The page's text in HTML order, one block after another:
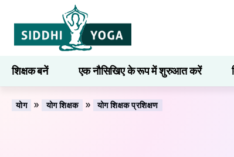
शिक्षक बनें एक नौसिखिए के रूप में शुरुआत करें
सीखना
योग » योग शिक्षक » योग शिक्षक प्रशिक्षण